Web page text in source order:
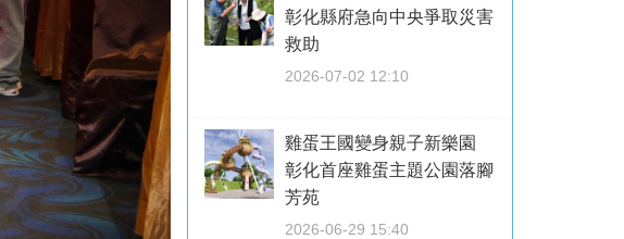
彰化縣府急向中央爭取災害
救助
2026-07-02 12:10
雞蛋王國變身親子新樂園
彰化首座雞蛋主題公園落腳
芳苑
2026-06-29 15:40